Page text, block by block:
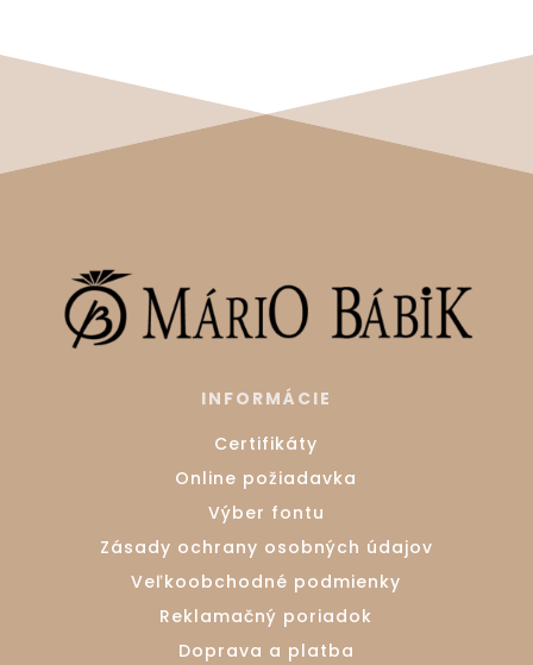
INFORMÁCIE
Certifikáty
Online požiadavka
Výber fontu
Zásady ochrany osobných údajov
Veľkoobchodné podmienky
Reklamačný poriadok
Doprava a platba